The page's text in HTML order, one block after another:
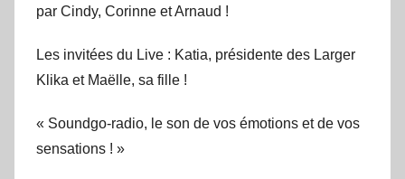
par Cindy, Corinne et Arnaud !
Les invitées du Live : Katia, présidente des Larger
Klika et Maëlle, sa fille !
« Soundgo-radio, le son de vos émotions et de vos
sensations ! »